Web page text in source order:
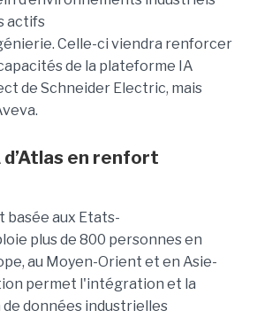
actifs
Celle-ci viendra renforcer
de la plateforme IA
de Schneider Electric, mais
en renfort
basée aux Etats-
plus de 800 personnes en
au Moyen-Orient et en Asie-
permet l'intégration et la
données industrielles